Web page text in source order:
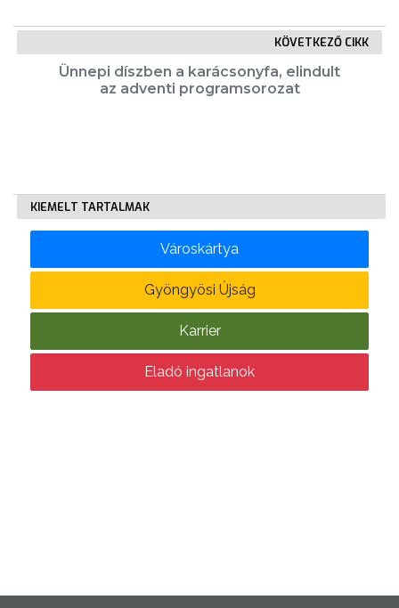
ÉPÜLŐ
VÁROS
KÖRNYEZETVÉDELEM
TELEPÜLÉSRENDEZÉS
KÖVETKEZŐ CIKK
Ünnepi díszben a karácsonyfa, elindult
az adventi programsorozat
KIEMELT TARTALMAK
Városkártya
Gyöngyösi Újság
Karrier
Eladó ingatlanok